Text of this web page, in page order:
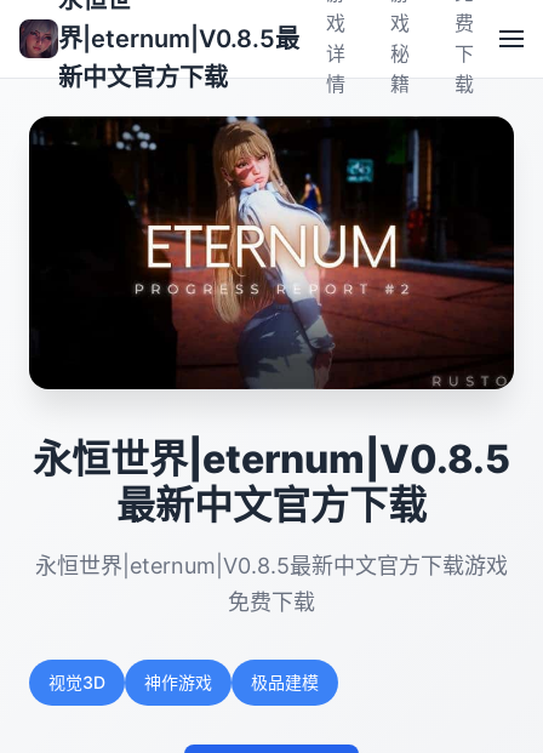
界|eternum|V0.8.5最
新中文官方下载
戏
详
情
戏
秘
籍
费
下
载
永恒世界|eternum|V0.8.5
最新中文官方下载
永恒世界|eternum|V0.8.5最新中文官方下载游戏
免费下载
视觉3D 神作游戏 极品建模